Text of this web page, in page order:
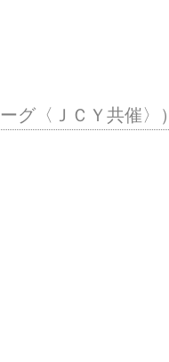
グ〈ＪＣＹ共催〉）